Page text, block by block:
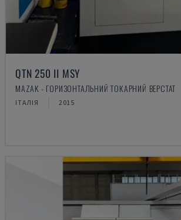
QTN 250 II MSY
MAZAK - ГОРИЗОНТАЛЬНИЙ ТОКАРНИЙ ВЕРСТАТ
ІТАЛІЯ 2015